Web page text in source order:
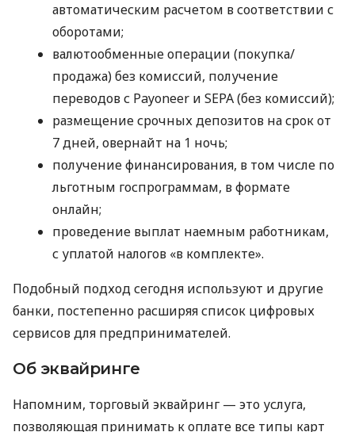
автоматическим расчетом в соответствии с
оборотами;
валютообменные операции (покупка/
продажа) без комиссий, получение
переводов с Payoneer и SEPA (без комиссий);
размещение срочных депозитов на срок от
7 дней, овернайт на 1 ночь;
получение финансирования, в том числе по
льготным госпрограммам, в формате
онлайн;
проведение выплат наемным работникам,
с уплатой налогов «в комплекте».
Подобный подход сегодня используют и другие
банки, постепенно расширяя список цифровых
сервисов для предпринимателей.
Об эквайринге
Напомним, торговый эквайринг — это услуга,
позволяющая принимать к оплате все типы карт